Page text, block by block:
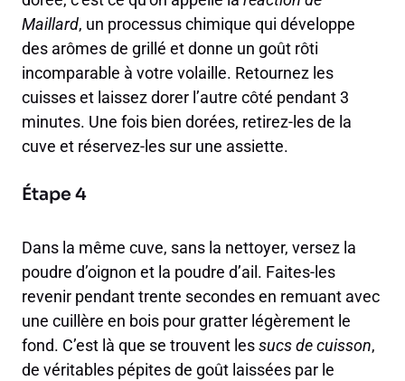
Maillard, un processus chimique qui développe
des arômes de grillé et donne un goût rôti
incomparable à votre volaille. Retournez les
cuisses et laissez dorer l’autre côté pendant 3
minutes. Une fois bien dorées, retirez-les de la
cuve et réservez-les sur une assiette.
Étape 4
Dans la même cuve, sans la nettoyer, versez la
poudre d’oignon et la poudre d’ail. Faites-les
revenir pendant trente secondes en remuant avec
une cuillère en bois pour gratter légèrement le
fond. C’est là que se trouvent lessucs de cuisson,
de véritables pépites de goût laissées par le